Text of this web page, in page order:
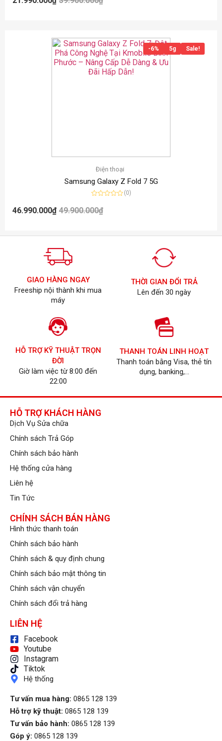
hạng
-6% 5g Sale!
Điện thoại
Samsung Galaxy Z Fold 7 5G
xếp
hạng
(0)
49.900.000₫
46.990.000₫
GIAO HÀNG NGAY
Freeship nội thành khi mua
máy
THỜI GIAN ĐỔI TRẢ
Lên đến 30 ngày
HỖ TRỢ KỸ THUẬT TRỌN
ĐỜI
Giờ làm việc từ 8:00 đến
22:00
THANH TOÁN LINH HOẠT
Thanh toán bằng Visa, thẻ tín
dụng, banking,...
HỖ TRỢ KHÁCH HÀNG
Dịch Vụ Sửa chữa
Chính sách Trả Góp
Chính sách bảo hành
Hệ thống cửa hàng
Liên hệ
Tin Tức
CHÍNH SÁCH BÁN HÀNG
Hình thức thanh toán
Chính sách bảo hành
Chính sách & quy định chung
Chính sách bảo mật thông tin
Chính sách vận chuyển
Chính sách đổi trả hàng
LIÊN HỆ
Facebook
Youtube
Instagram
Tiktok
Hệ thống
Tư vấn mua hàng: 0865 128 139
Hỗ trợ kỹ thuật: 0865 128 139
Tư vấn bảo hành: 0865 128 139
Góp ý: 0865 128 139